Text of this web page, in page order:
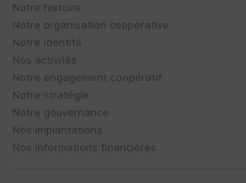
Notre histoire
Notre organisation coopérative
Notre identité
Nos activités
Notre engagement coopératif
Notre stratégie
Notre gouvernance
Nos implantations
Nos informations financières